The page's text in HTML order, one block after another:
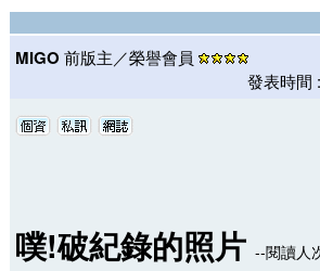
MIGO 前版主／榮譽會員
發表時間
噗!破紀錄的照片 --閱讀人